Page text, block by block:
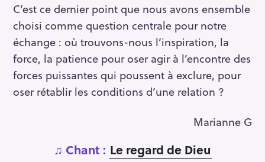
C’est ce dernier point que nous avons ensemble
choisi comme question centrale pour notre
échange : où trouvons-nous l’inspiration, la
force, la patience pour oser agir à l’encontre des
forces puissantes qui poussent à exclure, pour
oser rétablir les conditions d’une relation ?
Marianne G
♫ Chant : Le regard de Dieu